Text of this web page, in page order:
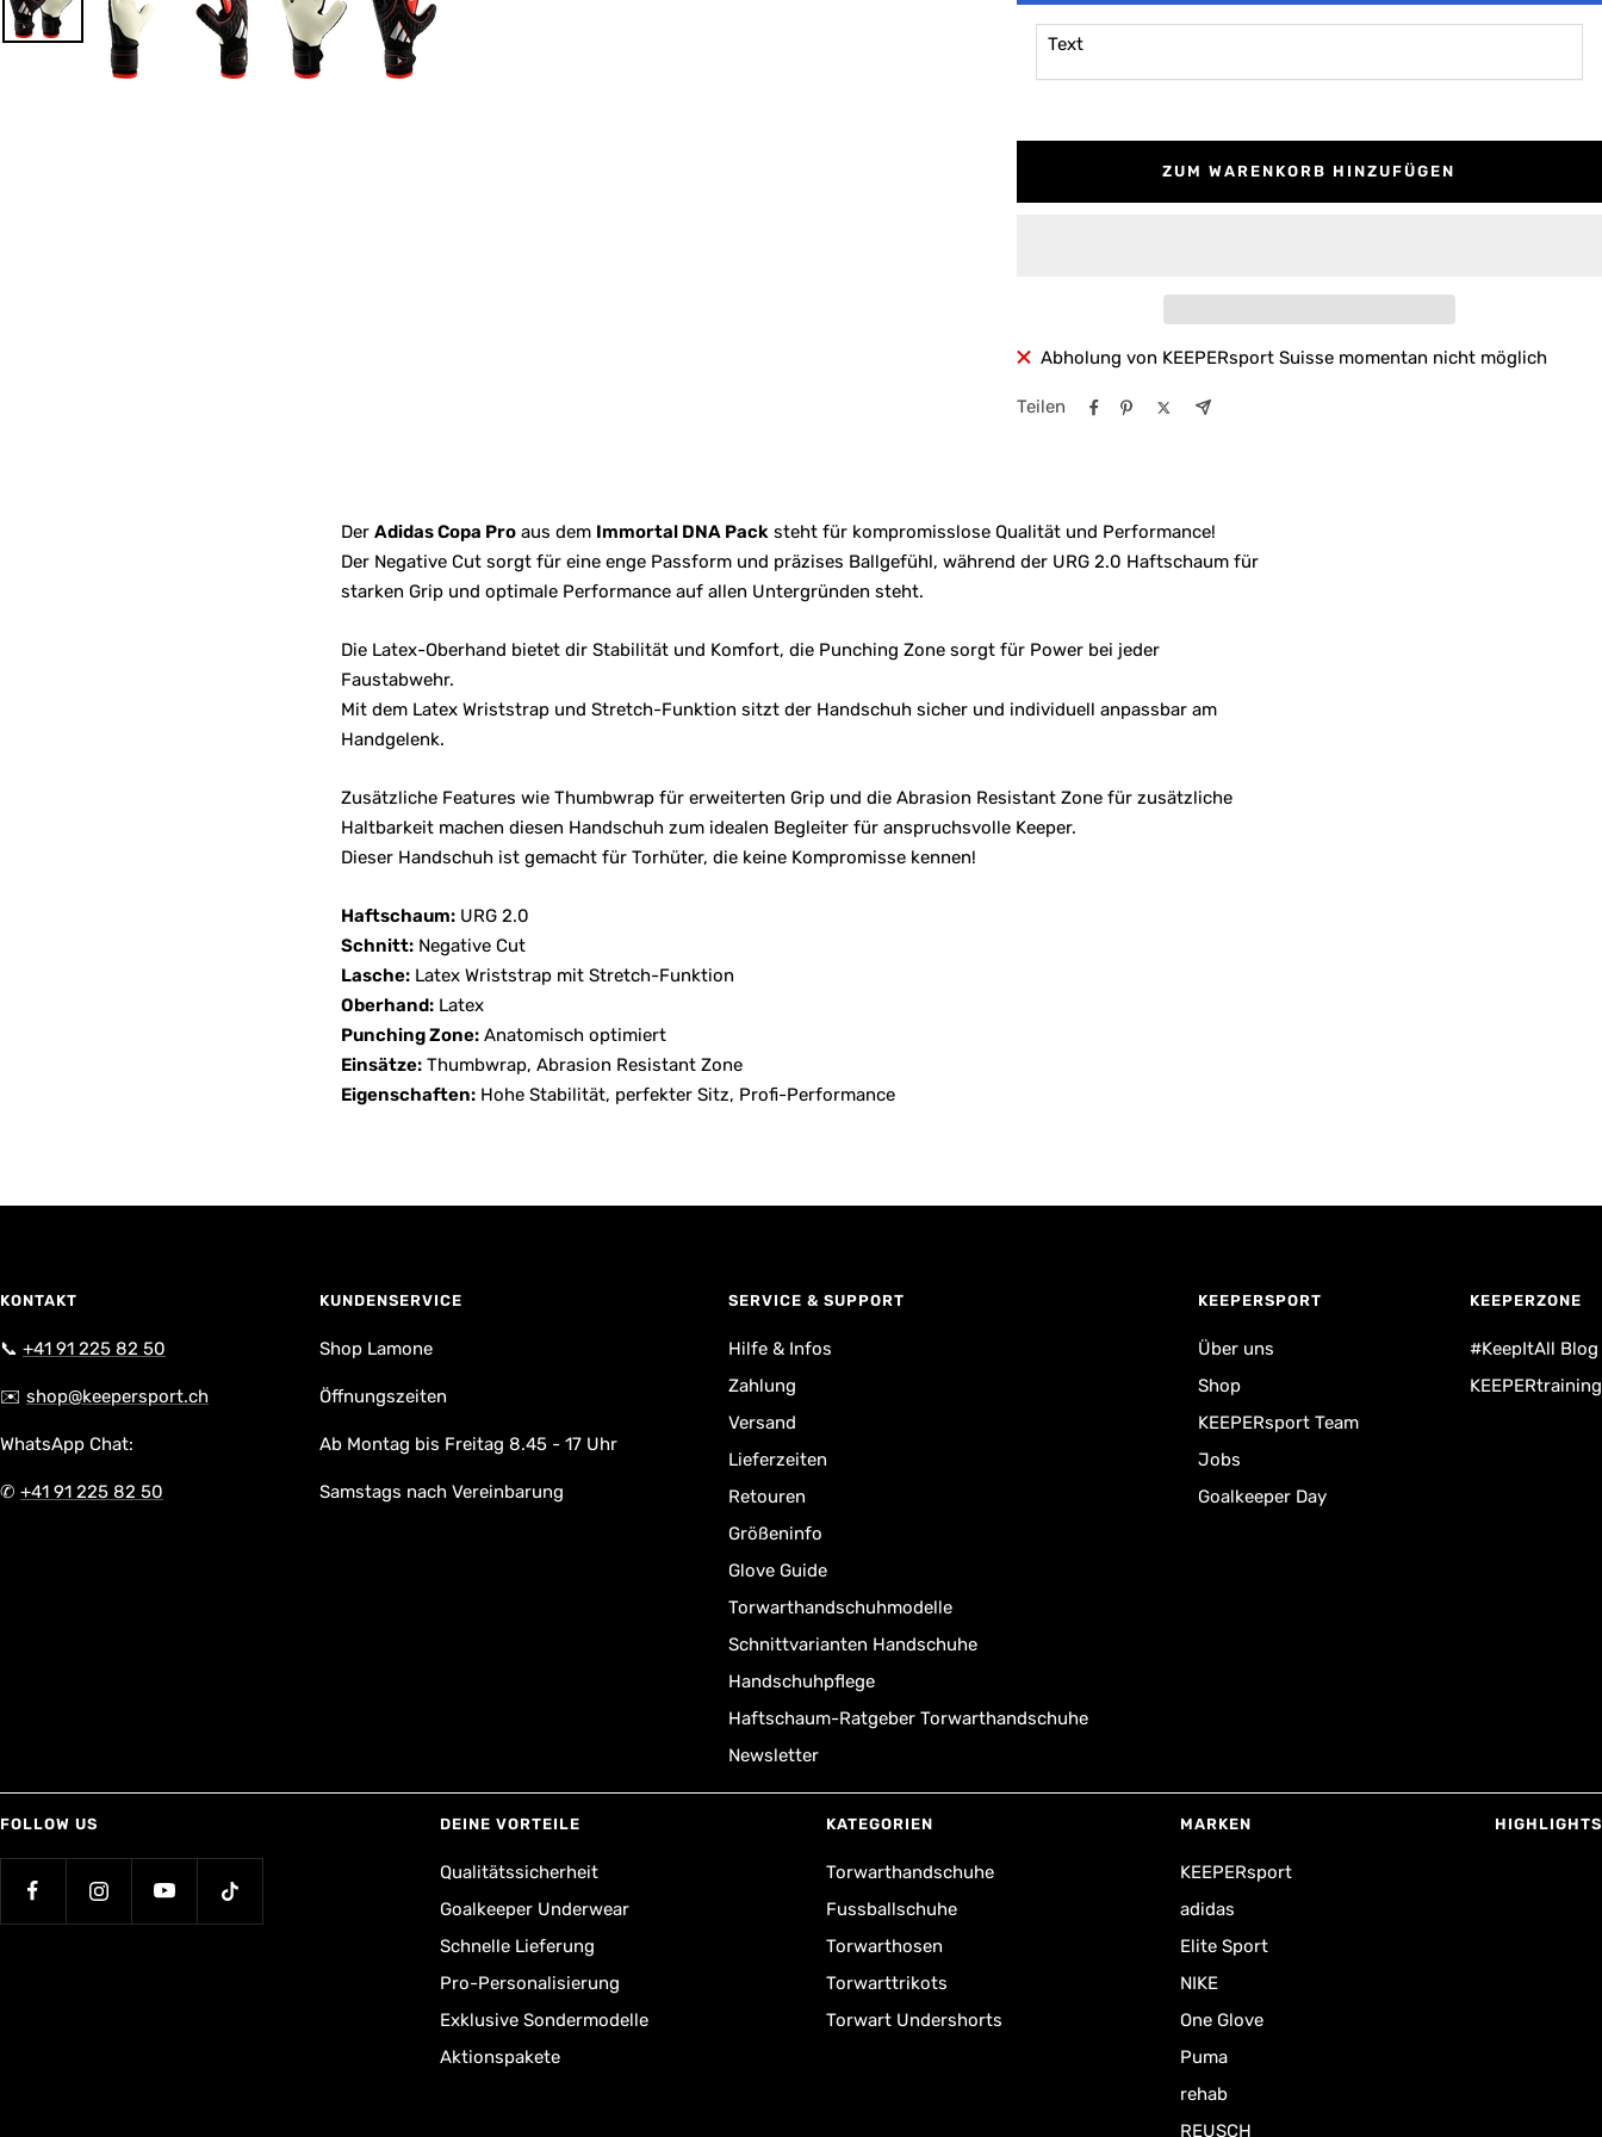
Text
ZUM WARENKORB HINZUFÜGEN
Abholung von KEEPERsport Suisse momentan nicht möglich
Teilen
Der Adidas Copa Proaus dem Immortal DNA Packsteht für kompromisslose Qualität und Performance!
Der Negative Cut sorgt für eine enge Passform und präzises Ballgefühl, während der URG 2.0 Haftschaum für
starken Grip und optimale Performance auf allen Untergründen steht.
Die Latex-Oberhand bietet dir Stabilität und Komfort, die Punching Zone sorgt für Power bei jeder
Faustabwehr.
Mit dem Latex Wriststrap und Stretch-Funktion sitzt der Handschuh sicher und individuell anpassbar am
Handgelenk.
Zusätzliche Features wie Thumbwrap für erweiterten Grip und die Abrasion Resistant Zone für zusätzliche
Haltbarkeit machen diesen Handschuh zum idealen Begleiter für anspruchsvolle Keeper.
Dieser Handschuh ist gemacht für Torhüter, die keine Kompromisse kennen!
Haftschaum:URG 2.0
Schnitt:Negative Cut
Lasche:Latex Wriststrap mit Stretch-Funktion
Oberhand:Latex
Punching Zone:Anatomisch optimiert
Einsätze:Thumbwrap, Abrasion Resistant Zone
Eigenschaften:Hohe Stabilität, perfekter Sitz, Profi-Performance
KONTAKT
📞 +41 91 225 82 50
✉️ shop@keepersport.ch
WhatsApp Chat:
✆ +41 91 225 82 50
KUNDENSERVICE
Shop Lamone
Öffnungszeiten
Ab Montag bis Freitag 8.45 - 17 Uhr
Samstags nach Vereinbarung
SERVICE & SUPPORT
Hilfe & Infos
Zahlung
Versand
Lieferzeiten
Retouren
Größeninfo
Glove Guide
Torwarthandschuhmodelle
Schnittvarianten Handschuhe
Handschuhpflege
Haftschaum-Ratgeber Torwarthandschuhe
Newsletter
KEEPERSPORT
Über uns
Shop
KEEPERsport Team
Jobs
Goalkeeper Day
KEEPERZONE
#KeepItAll Blog
KEEPERtraining
FOLLOW US DEINE VORTEILE
Qualitätssicherheit
Goalkeeper Underwear
Schnelle Lieferung
Pro-Personalisierung
Exklusive Sondermodelle
Aktionspakete
KATEGORIEN
Torwarthandschuhe
Fussballschuhe
Torwarthosen
Torwarttrikots
Torwart Undershorts
MARKEN
KEEPERsport
adidas
Elite Sport
NIKE
One Glove
Puma
rehab
REUSCH
HIGHLIGHTS